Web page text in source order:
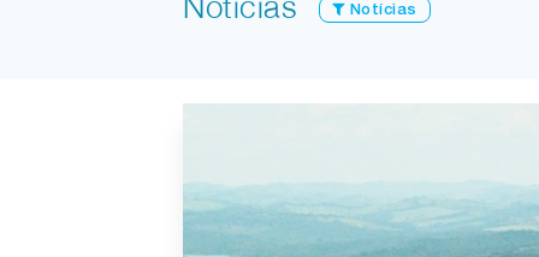
Notícias